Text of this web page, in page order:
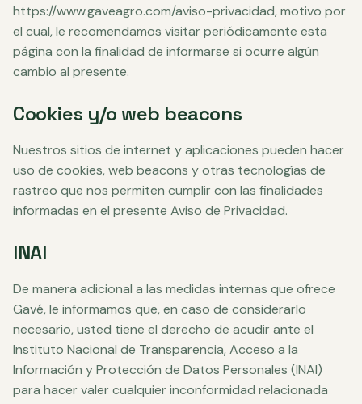
https://www.gaveagro.com/aviso-privacidad, motivo por
el cual, le recomendamos visitar periódicamente esta
página con la finalidad de informarse si ocurre algún
cambio al presente.
Cookies y/o web beacons
Nuestros sitios de internet y aplicaciones pueden hacer
uso de cookies, web beacons y otras tecnologías de
rastreo que nos permiten cumplir con las finalidades
informadas en el presente Aviso de Privacidad.
INAI
De manera adicional a las medidas internas que ofrece
Gavé, le informamos que, en caso de considerarlo
necesario, usted tiene el derecho de acudir ante el
Instituto Nacional de Transparencia, Acceso a la
Información y Protección de Datos Personales (INAI)
para hacer valer cualquier inconformidad relacionada